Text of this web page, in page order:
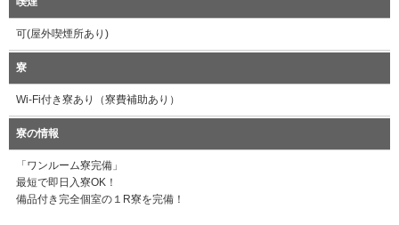
可(屋外喫煙所あり)
寮
Wi-Fi付き寮あり（寮費補助あり）
寮の情報
「ワンルーム寮完備」
最短で即日入寮OK！
備品付き完全個室の１R寮を完備！